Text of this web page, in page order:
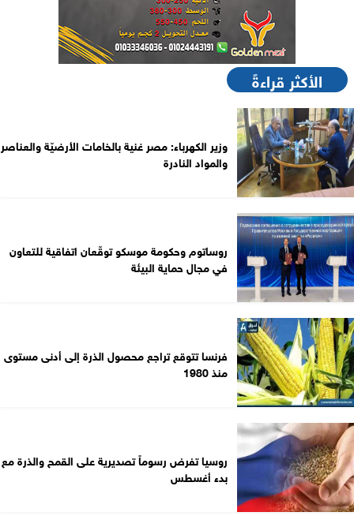
الأكثر قراءةً
وزير الكهرباء: مصر غنية بالخامات الأرضيّة والعناصر
والمواد النادرة
روساتوم وحكومة موسكو توقّعان اتفاقية للتعاون
في مجال حماية البيئة
فرنسا تتوقع تراجع محصول الذرة إلى أدنى مستوى
منذ 1980
روسيا تفرض رسوماً تصديرية على القمح والذرة مع
بدء أغسطس